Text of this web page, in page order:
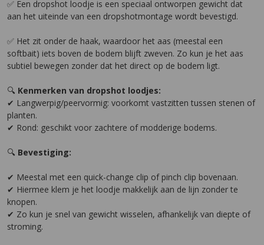
✅ Een dropshot loodje is een speciaal ontworpen gewicht dat
aan het uiteinde van een dropshotmontage wordt bevestigd.
✅ Het zit onder de haak, waardoor het aas (meestal een
softbait) iets boven de bodem blijft zweven. Zo kun je het aas
subtiel bewegen zonder dat het direct op de bodem ligt.
🔍 Kenmerken van dropshot loodjes:
✔ Langwerpig/peervormig: voorkomt vastzitten tussen stenen of
planten.
✔ Rond: geschikt voor zachtere of modderige bodems.
🔍 Bevestiging:
✔ Meestal met een quick-change clip of pinch clip bovenaan.
✔ Hiermee klem je het loodje makkelijk aan de lijn zonder te
knopen.
✔ Zo kun je snel van gewicht wisselen, afhankelijk van diepte of
stroming.